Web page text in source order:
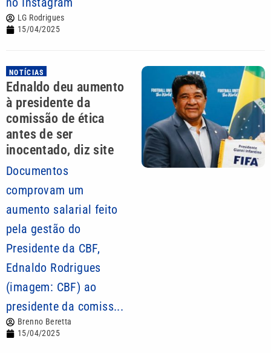
LG Rodrigues
15/04/2025
NOTÍCIAS
Ednaldo deu aumento
à presidente da
comissão de ética
antes de ser
inocentado, diz site
Documentos
comprovam um
aumento salarial feito
pela gestão do
Presidente da CBF,
Ednaldo Rodrigues
(imagem: CBF) ao
presidente da comiss...
Brenno Beretta
15/04/2025